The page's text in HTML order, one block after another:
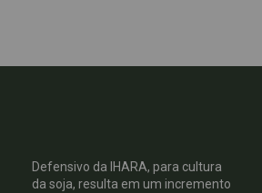
Defensivo da IHARA, para cultura
da soja, resulta em um incremento